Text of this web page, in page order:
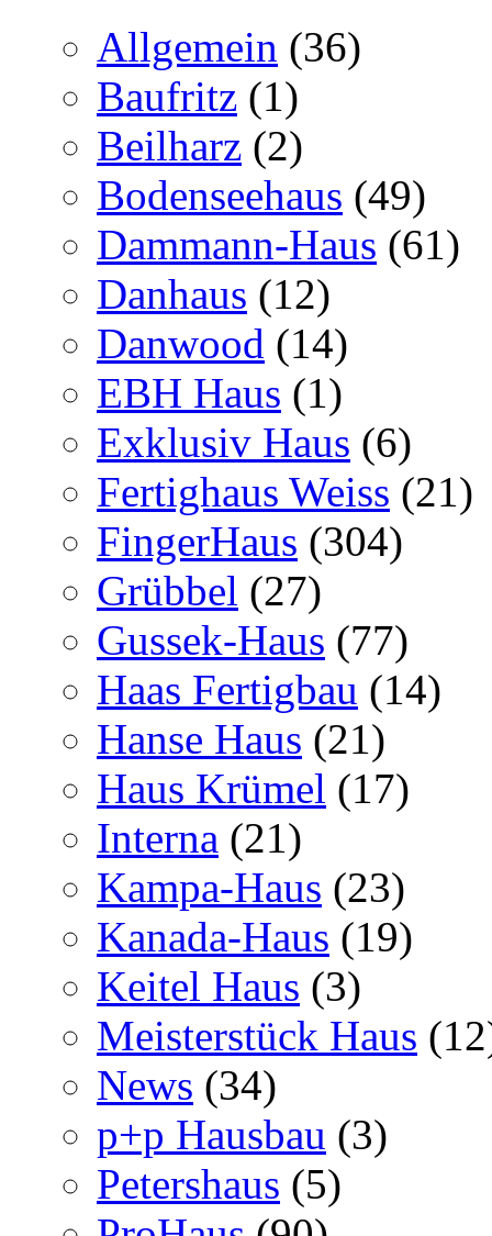
Allgemein (36)
Baufritz (1)
Beilharz (2)
Bodenseehaus (49)
Dammann-Haus (61)
Danhaus (12)
Danwood (14)
EBH Haus (1)
Exklusiv Haus (6)
Fertighaus Weiss (21)
FingerHaus (304)
Grübbel (27)
Gussek-Haus (77)
Haas Fertigbau (14)
Hanse Haus (21)
Haus Krümel (17)
Interna (21)
Kampa-Haus (23)
Kanada-Haus (19)
Keitel Haus (3)
Meisterstück Haus
News (34)
p+p Hausbau (3)
Petershaus (5)